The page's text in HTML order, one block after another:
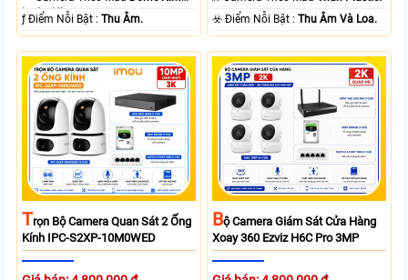
loại + Nhựa.
️ƒ Điểm Nỗi Bật :Thu Âm.
️☣️ Điểm Nỗi Bật :Thu Âm Và Loa.
TRọn Bộ Camera Quan Sát 2 Ống
Kính IPC-S2XP-10M0WED
BỘ Camera Giám Sát Cửa Hàng
Xoay 360 Ezviz H6C Pro 3MP